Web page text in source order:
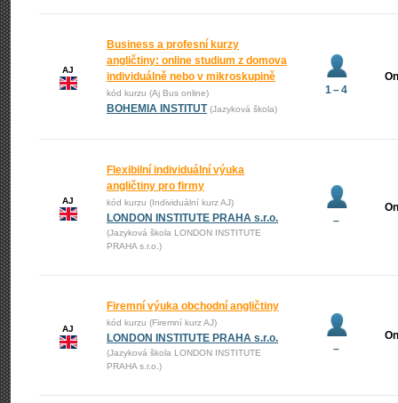
AJ
Business a profesní kurzy
angličtiny: online studium z domova
individuálně nebo v mikroskupině
kód kurzu (Aj Bus online)
BOHEMIA INSTITUT (Jazyková škola)
1 – 4
AJ
Flexibilní individuální výuka
angličtiny pro firmy
kód kurzu (Individuální kurz AJ)
LONDON INSTITUTE PRAHA s.r.o.
(Jazyková škola LONDON INSTITUTE
PRAHA s.r.o.)
–
AJ
Firemní výuka obchodní angličtiny
kód kurzu (Firemní kurz AJ)
LONDON INSTITUTE PRAHA s.r.o.
(Jazyková škola LONDON INSTITUTE
PRAHA s.r.o.)
–